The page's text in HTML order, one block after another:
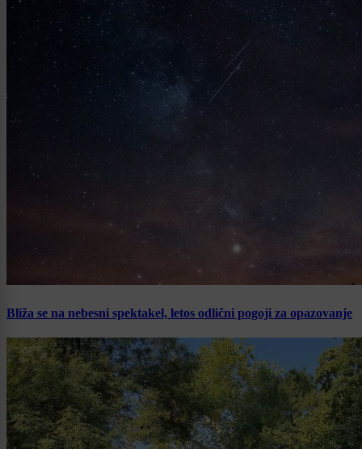
Bliža se na nebesni spektakel, letos odlični pogoji za opazovanje